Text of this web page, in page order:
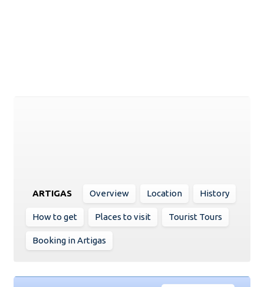
ARTIGAS Overview Location History
How to get Places to visit Tourist Tours
Booking in Artigas